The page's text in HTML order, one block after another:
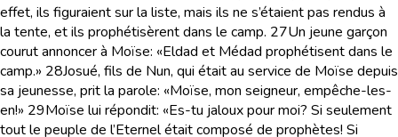
effet, ils figuraient sur la liste, mais ils ne s’étaient pas rendus à
la tente, et ils prophétisèrent dans le camp. 27Un jeune garçon
courut annoncer à Moïse: «Eldad et Médad prophétisent dans le
camp.» 28Josué, fils de Nun, qui était au service de Moïse depuis
sa jeunesse, prit la parole: «Moïse, mon seigneur, empêche-les-
en!» 29Moïse lui répondit: «Es-tu jaloux pour moi? Si seulement
tout le peuple de l’Eternel était composé de prophètes! Si